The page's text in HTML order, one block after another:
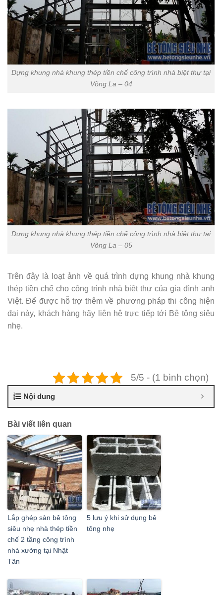
Dựng khung nhà khung thép tiền chế công trình nhà biệt thự tại
Võng La – 04
Dựng khung nhà khung thép tiền chế công trình nhà biệt thự tại
Võng La – 05
Trên đây là loạt ảnh về quá trình dựng khung nhà khung
thép tiền chế cho công trình nhà biệt thự của gia đình anh
Việt. Để được hỗ trợ thêm về phương pháp thi công hiện
đại này, khách hàng hãy liên hệ trực tiếp tới Bê tông siêu
nhẹ.
5/5 - (1 bình chọn)
Nội dung
Bài viết liên quan
Lắp ghép sàn bê tông
siêu nhẹ nhà thép tiền
chế 2 tầng công trình
nhà xưởng tại Nhật
Tân
5 lưu ý khi sử dụng bê
tông nhẹ